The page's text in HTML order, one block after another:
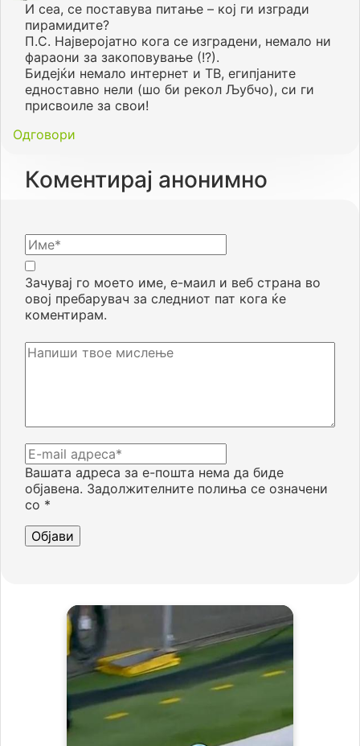
И сеа, се поставува питање – кој ги изгради
пирамидите?
П.С. Најверојатно кога се изградени, немало ни
фараони за закоповување (!?).
Бидејќи немало интернет и ТВ, египјаните
едноставно нели (шо би рекол Љубчо), си ги
присвоиле за свои!
Одговори
Коментирај анонимно
Вашата адреса за е-пошта нема да биде
објавена. Задолжителните полиња се означени
со *
Зачувај го моето име, е-маил и веб страна во
овој пребарувач за следниот пат кога ќе
коментирам.